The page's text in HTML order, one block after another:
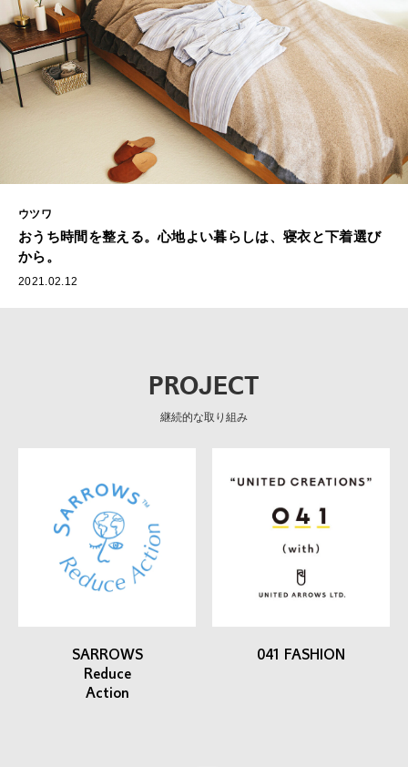
ウツワ
おうち時間を整える。心地よい暮らしは、寝衣と下着選び
から。
2021.02.12
PROJECT
継続的な取り組み
SARROWS
Reduce
Action
041 FASHION